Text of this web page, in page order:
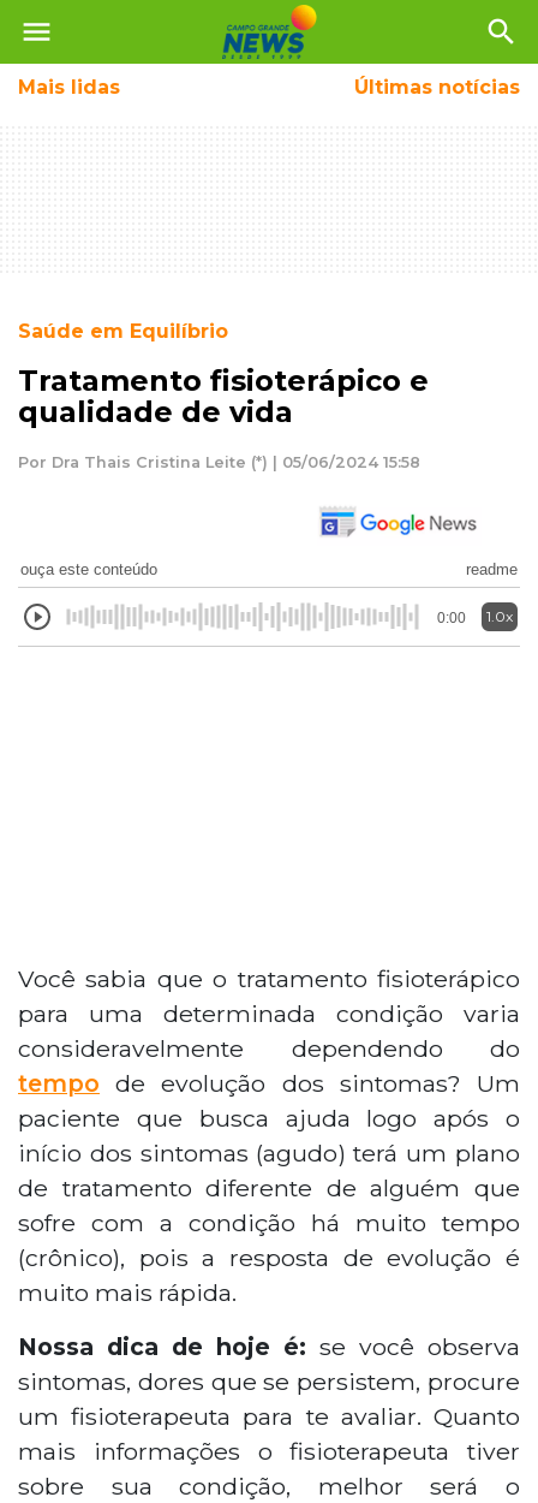
menu search
Mais lidas Últimas notícias
Saúde em Equilíbrio
Tratamento fisioterápico e
qualidade de vida
Por Dra Thais Cristina Leite (*) | 05/06/2024 15:58
ouça este conteúdo readme
0:00 1.0x
Você sabia que o tratamento fisioterápico
para uma determinada condição varia
consideravelmente dependendo do
tempo de evolução dos sintomas? Um
paciente que busca ajuda logo após o
início dos sintomas (agudo) terá um plano
de tratamento diferente de alguém que
sofre com a condição há muito tempo
(crônico), pois a resposta de evolução é
muito mais rápida.
Nossa dica de hoje é: se você observa
sintomas, dores que se persistem, procure
um fisioterapeuta para te avaliar. Quanto
mais informações o fisioterapeuta tiver
sobre sua condição, melhor será o